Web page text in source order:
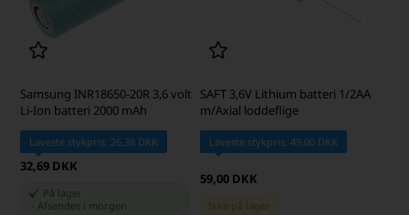
Samsung INR18650-20R 3,6 volt
Li-Ion batteri 2000 mAh
Laveste stykpris: 26,38 DKK
32,69 DKK
På lager
Afsendes i morgen
SAFT 3,6V Lithium batteri 1/2AA
m/Axial loddeflige
Laveste stykpris: 49,00 DKK
59,00 DKK
Ikke på lager